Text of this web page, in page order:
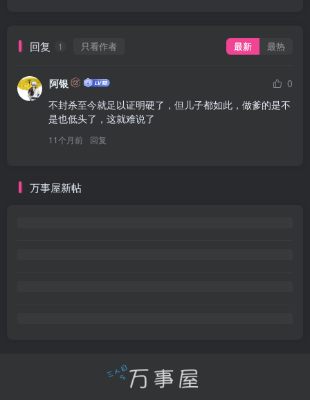
回复 1 只看作者 最新 最热
阿银
0
不封杀至今就足以证明硬了，但儿子都如此，做爹的是不
是也低头了，这就难说了
11个月前 回复
万事屋新帖